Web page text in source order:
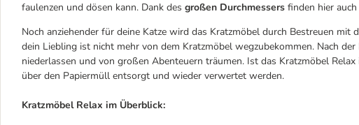
faulenzen und dösen kann. Dank des großen Durchmessers finden hier
Noch anziehender für deine Katze wird das Kratzmöbel durch Bestreuen mit
dein Liebling ist nicht mehr von dem Kratzmöbel wegzubekommen. Nach
niederlassen und von großen Abenteuern träumen. Ist das Kratzmöbel
über den Papiermüll entsorgt und wieder verwertet werden.
Kratzmöbel Relax im Überblick: